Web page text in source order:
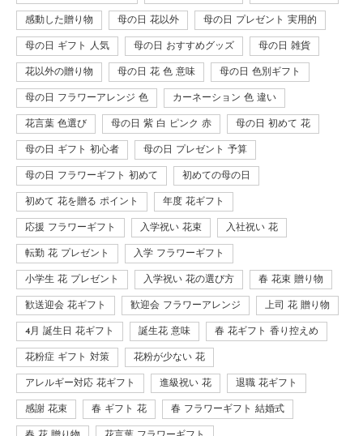
感動した贈り物 母の日 花以外 母の日 プレゼント 実用的
母の日 ギフト 人気 母の日 おすすめグッズ 母の日 雑貨
花以外の贈り物 母の日 花 色 意味 母の日 色別ギフト
母の日 フラワーアレンジ 色 カーネーション 色 違い
花言葉 色選び 母の日 紫 白 ピンク 赤 母の日 初めて 花
母の日 ギフト 初心者 母の日 プレゼント 予算
母の日 フラワーギフト 初めて 初めての母の日
初めて 花を贈る ポイント 年度 花ギフト
応援 フラワーギフト 入学祝い 花束 入社祝い 花
転勤 花 プレゼント 入学 フラワーギフト
小学生 花 プレゼント 入学祝い 花の選び方 春 花束 贈り物
歓送迎会 花ギフト 歓迎会 フラワーアレンジ 上司 花 贈り物
4月 誕生日 花ギフト 誕生花 意味 春 花ギフト 香り控えめ
花粉症 ギフト 対策 花粉が少ない 花
アレルギー対応 花ギフト 進級祝い 花 退職 花ギフト
感謝 花束 春 ギフト 花 春 フラワーギフト 結婚式